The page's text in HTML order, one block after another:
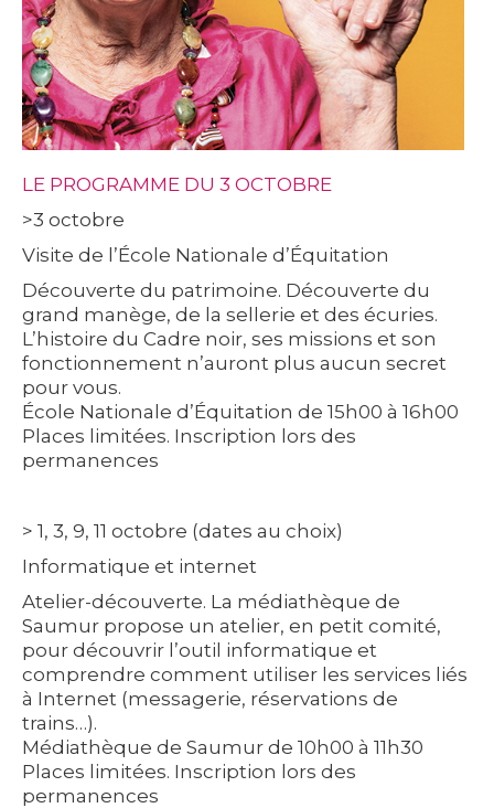
LE PROGRAMME DU 3 OCTOBRE
>3 octobre
Visite de l’École Nationale d’Équitation
Découverte du patrimoine. Découverte du
grand manège, de la sellerie et des écuries.
L’histoire du Cadre noir, ses missions et son
fonctionnement n’auront plus aucun secret
pour vous.
École Nationale d’Équitation de 15h00 à 16h00
Places limitées. Inscription lors des
permanences
> 1, 3, 9, 11 octobre (dates au choix)
Informatique et internet
Atelier-découverte. La médiathèque de
Saumur propose un atelier, en petit comité,
pour découvrir l’outil informatique et
comprendre comment utiliser les services liés
à Internet (messagerie, réservations de
trains…).
Médiathèque de Saumur de 10h00 à 11h30
Places limitées. Inscription lors des
permanences